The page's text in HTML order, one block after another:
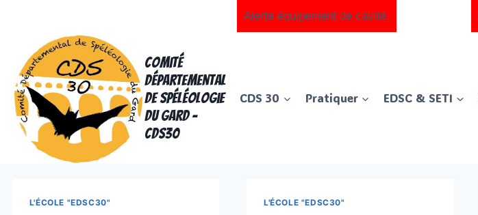
contenu
Alerte équipement de cavité.
Comité
Départemental
de Spéléologie
du Gard -
CDS30
CDS 30 Pratiquer EDSC & SETI
L'ÉCOLE "EDSC30" L'ÉCOLE "EDSC30"